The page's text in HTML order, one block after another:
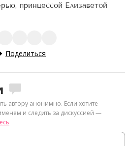
принцессой Елизаветой
Поделиться
автору анонимно. Если хотите
и следить за дискуссией —